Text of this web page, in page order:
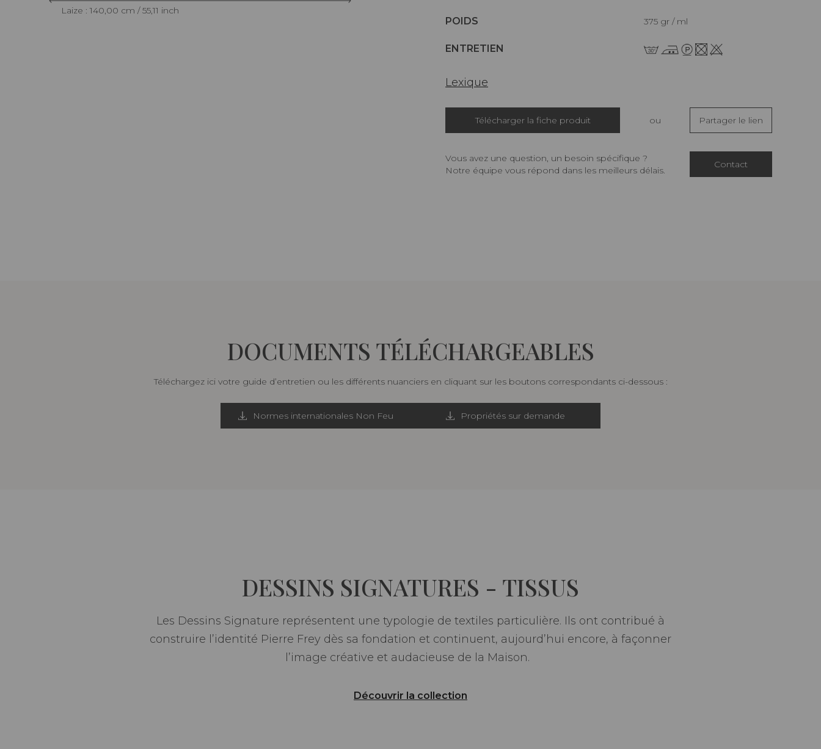
Laize : 140,00 cm / 55,11 inch
POIDS 375 gr / ml
ENTRETIEN
Lexique
Télécharger la fiche produit ou Partager le lien
Vous avez une question, un besoin spécifique ?
Notre équipe vous répond dans les meilleurs délais.
Contact
DOCUMENTS TÉLÉCHARGEABLES
Téléchargez ici votre guide d’entretien ou les différents nuanciers en cliquant sur les boutons correspondants ci-dessous :
Normes internationales Non Feu Propriétés sur demande
DESSINS SIGNATURES - TISSUS
Les Dessins Signature représentent une typologie de textiles particulière. Ils ont contribué à
construire l’identité Pierre Frey dès sa fondation et continuent, aujourd’hui encore, à façonner
l’image créative et audacieuse de la Maison.
Découvrir la collection